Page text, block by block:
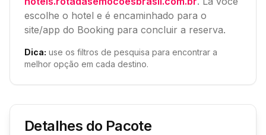
escolhe o hotel e é encaminhado para o
site/app do Booking para concluir a reserva.
Dica: use os filtros de pesquisa para encontrar a
melhor opção em cada destino.
Detalhes do Pacote